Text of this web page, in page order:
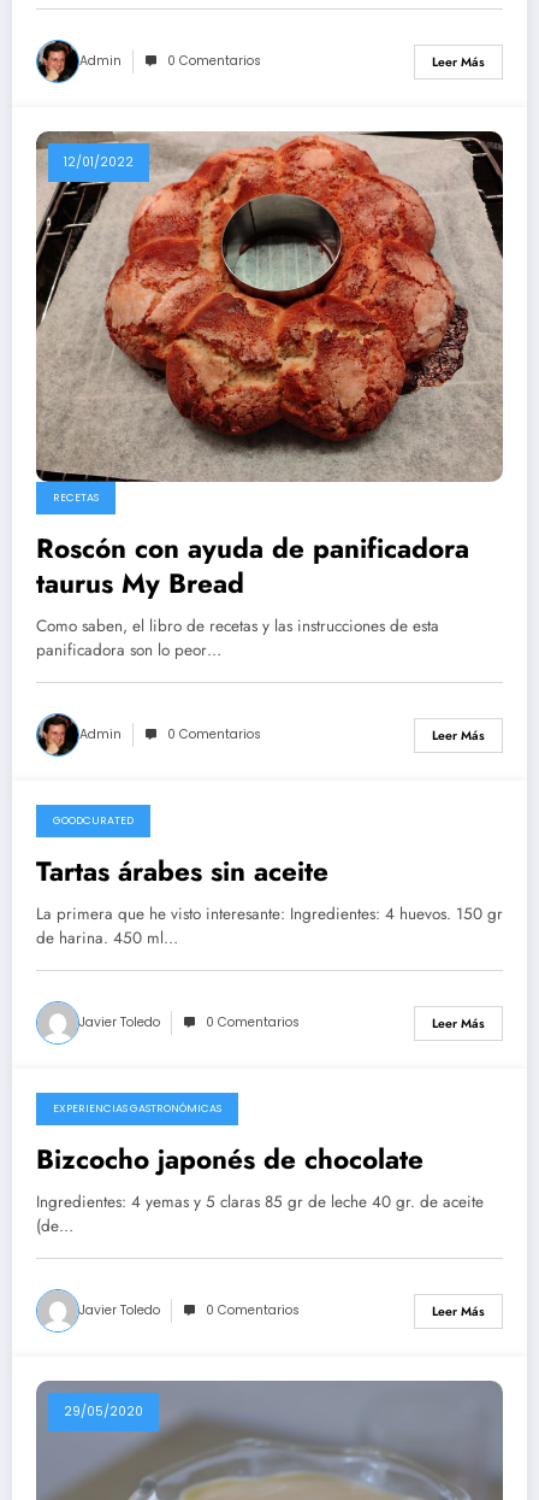
Admin 0 Comentarios Leer Más
12/01/2022
RECETAS
Roscón con ayuda de panificadora
taurus My Bread
Como saben, el libro de recetas y las instrucciones de esta
panificadora son lo peor…
Admin 0 Comentarios Leer Más
21/02/2021
GOODCURATED
Tartas árabes sin aceite
La primera que he visto interesante: Ingredientes: 4 huevos. 150 gr
de harina. 450 ml…
Javier Toledo 0 Comentarios Leer Más
10/08/2020
EXPERIENCIAS GASTRONÓMICAS
Bizcocho japonés de chocolate
Ingredientes: 4 yemas y 5 claras 85 gr de leche 40 gr. de aceite
(de…
Javier Toledo 0 Comentarios Leer Más
29/05/2020